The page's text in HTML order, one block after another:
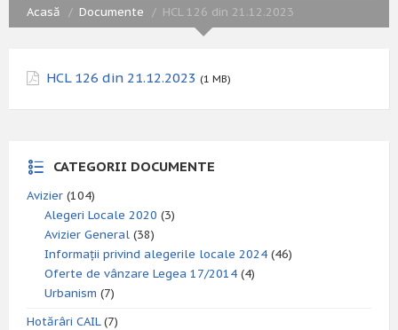
Acasă Documente HCL 126 din 21.12.2023
HCL 126 din 21.12.2023 (1 MB)
CATEGORII DOCUMENTE
Avizier (104)
Alegeri Locale 2020 (3)
Avizier General (38)
Informații privind alegerile locale 2024 (46)
Oferte de vânzare Legea 17/2014 (4)
Urbanism (7)
Hotărâri CAIL(7)